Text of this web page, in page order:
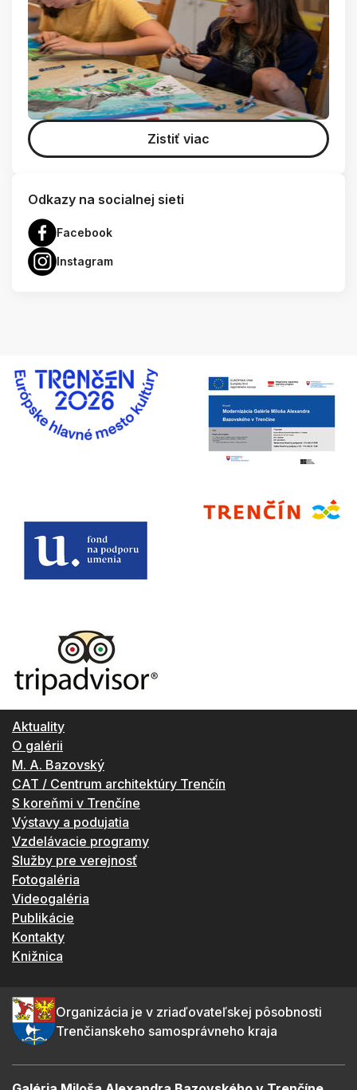
Zistiť viac
Odkazy na socialnej sieti
Facebook
Instagram
Aktuality
O galérii
M. A. Bazovský
CAT / Centrum architektúry Trenčín
S koreňmi v Trenčíne
Výstavy a podujatia
Vzdelávacie programy
Služby pre verejnosť
Fotogaléria
Videogaléria
Publikácie
Kontakty
Knižnica
Organizácia je v zriaďovateľskej pôsobnosti
Trenčianskeho samosprávneho kraja